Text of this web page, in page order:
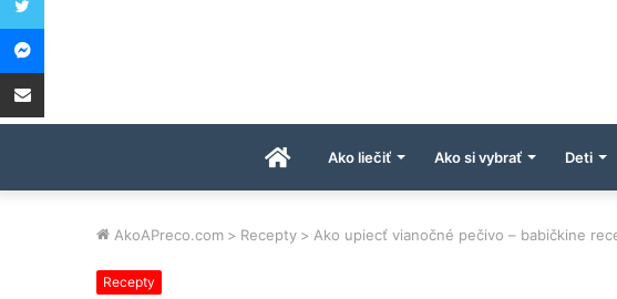
ÚvodnáAko liečiť Ako si vybrať Deti
AkoAPreco.com > Recepty > Ako upiecť vianočné pečivo – babičkine
Recepty
Messenger
Share via Email